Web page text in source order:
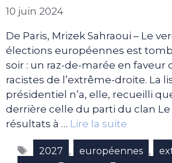
10 juin 2024
De Paris, Mrizek Sahraoui – Le
élections européennes est
soir : un raz-de-marée en faveur
racistes de l’extrême-droite. La
présidentiel n’a, elle, recueilli
derrière celle du parti du clan Le
résultats à … Lire la suite
Étiquettes
2027 , européennes ,